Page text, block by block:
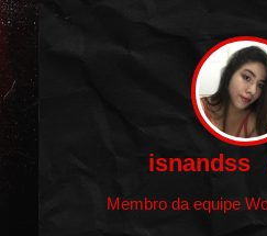
isnandss
Membro da equipe